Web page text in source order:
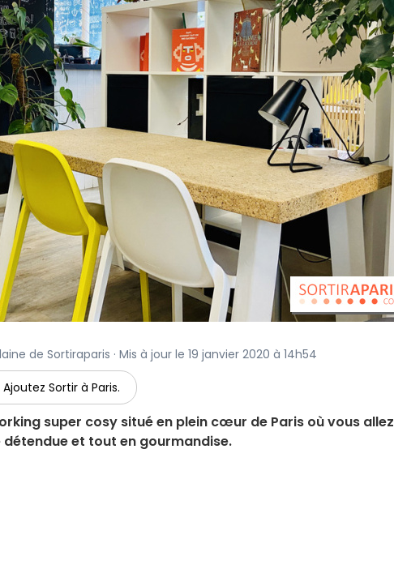
de Sortiraparis · Mis à jour le 19 janvier 2020 à 14h54
Sortir à Paris.
super cosy situé en plein cœur de Paris où vous allez
et tout en gourmandise.